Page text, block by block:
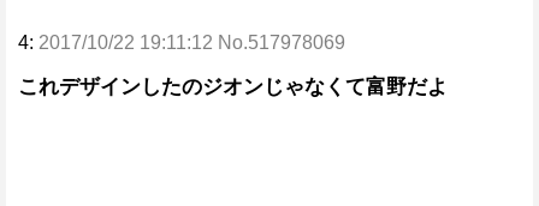
4: 2017/10/22 19:11:12 No.517978069
これデザインしたのジオンじゃなくて富野だよ